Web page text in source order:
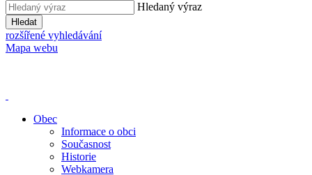
Hledaný výraz
Hledat
rozšířené vyhledávání
Mapa webu
Obec
Informace o obci
Současnost
Historie
Webkamera